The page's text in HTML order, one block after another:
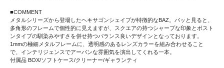
■COMMENT
メタルシリーズから登場したヘキサゴンシェイプが特徴的なBAZ。パッと見ると、
多角形のフレームで個性的に見えますが、スクエアの持つシャープな印象とボスト
ンタイプの馴染みやすさを併せ持つバランス良いデザインとなっております。
1mmの極細メタルフレームに、透明感のあるレンズカラーを組み合わせること
で、インテリジェンスでアーバンな雰囲気を演出してくれる一本。
付属品 BOX/ソフトケース/クリーナー/ギャランティ